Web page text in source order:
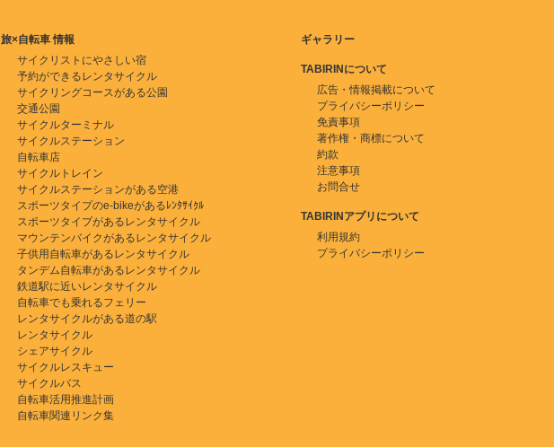
旅×自転車 情報
サイクリストにやさしい宿
予約ができるレンタサイクル
サイクリングコースがある公園
交通公園
サイクルターミナル
サイクルステーション
自転車店
サイクルトレイン
サイクルステーションがある空港
スポーツタイプのe-bikeがあるﾚﾝﾀｻｲｸﾙ
スポーツタイプがあるレンタサイクル
マウンテンバイクがあるレンタサイクル
子供用自転車があるレンタサイクル
タンデム自転車があるレンタサイクル
鉄道駅に近いレンタサイクル
自転車でも乗れるフェリー
レンタサイクルがある道の駅
レンタサイクル
シェアサイクル
サイクルレスキュー
サイクルバス
自転車活用推進計画
自転車関連リンク集
ギャラリー
TABIRINについて
広告・情報掲載について
プライバシーポリシー
免責事項
著作権・商標について
約款
注意事項
お問合せ
TABIRINアプリについて
利用規約
プライバシーポリシー